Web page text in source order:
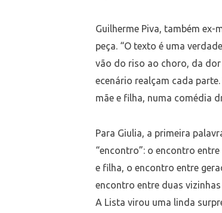
Guilherme Piva, também
peça. “O texto é uma
vão do riso ao choro, da dor
ecenário realçam cada
mãe e filha, numa comédia
Para Giulia, a primeira
“encontro”: o encontro
e filha, o encontro entre
encontro entre duas
A Lista virou uma linda